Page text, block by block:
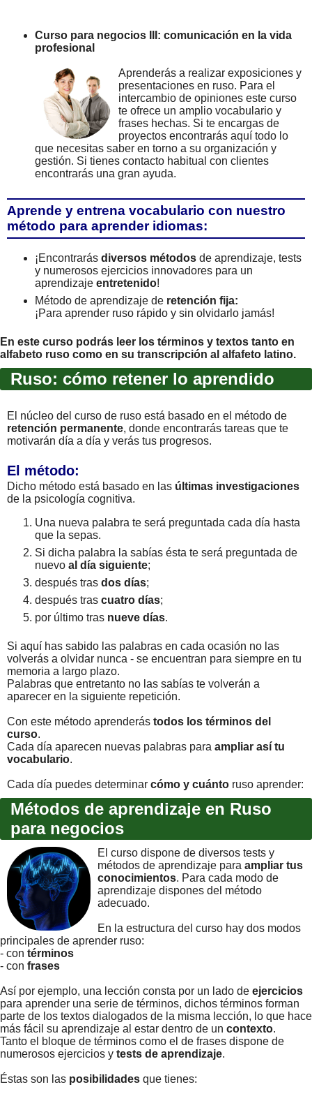
Curso para negocios III: comunicación en la vida
profesional
Aprenderás a realizar exposiciones y
presentaciones en ruso. Para el
intercambio de opiniones este curso
te ofrece un amplio vocabulario y
frases hechas. Si te encargas de
proyectos encontrarás aquí todo lo
que necesitas saber en torno a su organización y
gestión. Si tienes contacto habitual con clientes
encontrarás una gran ayuda.
Aprende y entrena vocabulario con nuestro
método para aprender idiomas:
¡Encontrarás diversos métodos de aprendizaje, tests
y numerosos ejercicios innovadores para un
aprendizaje entretenido!
Método de aprendizaje de retención fija:
¡Para aprender ruso rápido y sin olvidarlo jamás!
En este curso podrás leer los términos y textos tanto en
alfabeto ruso como en su transcripción al alfafeto latino.
Ruso: cómo retener lo aprendido
El núcleo del curso de ruso está basado en el método de
retención permanente, donde encontrarás tareas que te
motivarán día a día y verás tus progresos.
El método:
Dicho método está basado en las últimas investigaciones
de la psicología cognitiva.
Una nueva palabra te será preguntada cada día hasta
que la sepas.
Si dicha palabra la sabías ésta te será preguntada de
nuevo al día siguiente;
después tras dos días;
después tras cuatro días;
por último tras nueve días.
Si aquí has sabido las palabras en cada ocasión no las
volverás a olvidar nunca - se encuentran para siempre en tu
memoria a largo plazo.
Palabras que entretanto no las sabías te volverán a
aparecer en la siguiente repetición.
Con este método aprenderás todos los términos del
curso.
Cada día aparecen nuevas palabras para ampliar así tu
vocabulario.
Cada día puedes determinar cómo y cuánto ruso aprender:
Métodos de aprendizaje en Ruso
para negocios
El curso dispone de diversos tests y
métodos de aprendizaje para ampliar tus
conocimientos. Para cada modo de
aprendizaje dispones del método
adecuado.
En la estructura del curso hay dos modos
principales de aprender ruso:
- con términos
- con frases
Así por ejemplo, una lección consta por un lado de ejercicios
para aprender una serie de términos, dichos términos forman
parte de los textos dialogados de la misma lección, lo que hace
más fácil su aprendizaje al estar dentro de un contexto.
Tanto el bloque de términos como el de frases dispone de
numerosos ejercicios y tests de aprendizaje.
Éstas son las posibilidades que tienes: